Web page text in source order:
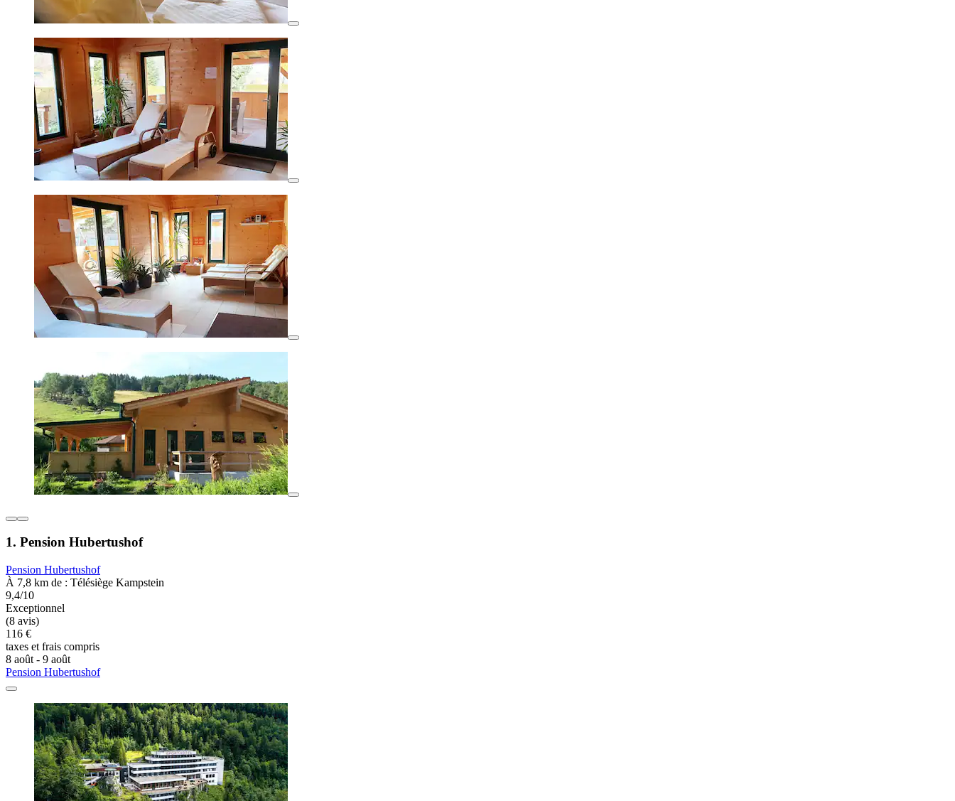
1. Pension Hubertushof
Pension Hubertushof
À 7,8 km de : Télésiège Kampstein
9,4/10
Exceptionnel
(8 avis)
116 €
taxes et frais compris
8 août - 9 août
Pension Hubertushof